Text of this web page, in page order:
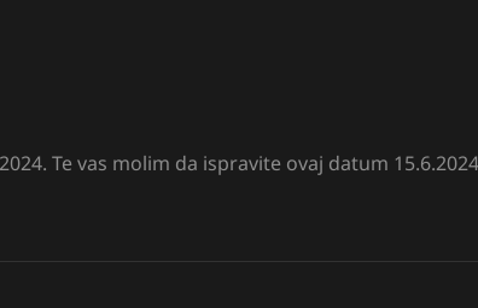
Te vas molim da ispravite ovaj datum